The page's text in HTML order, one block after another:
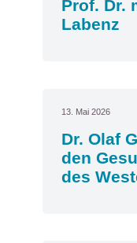
Prof. Dr.
Labenz
13. Mai 2026
Dr. Olaf
den
des